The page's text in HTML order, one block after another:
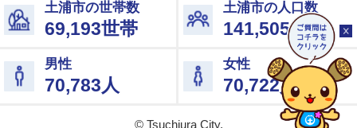
© Tsuchiura City.